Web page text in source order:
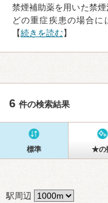
禁煙補助薬を用いた禁
どの重症疾患の場合に
【続きを読む】
6 件の検索結果
標準 ★の
駅周辺